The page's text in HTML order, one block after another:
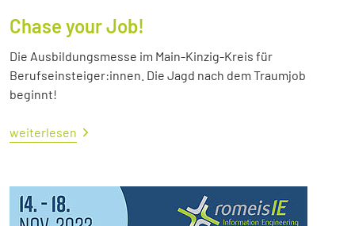
Chase your Job!
Die Ausbildungsmesse im Main-Kinzig-Kreis für
Berufseinsteiger:innen. Die Jagd nach dem Traumjob
beginnt!
weiterlesen